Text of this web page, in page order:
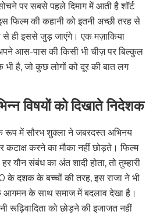
पर सबसे पहले दिमाग में आती है शॉर्ट
फिल्म की कहानी को इतनी अच्छी तरह से
से ही इससे जुड़ जाएंगे। एक मज़ाकिया
आस-पास की किसी भी चीज़ पर बिल्कुल
भी है, जो कुछ लोगों को दूर की बात लग
विषयों को दिखाते निदेशक
रूप में सौरभ शुक्ला ने जबरदस्त अभिनय
कटाक्ष करने का मौका नहीं छोड़ते। फिल्म
संबंध का अंत शादी होता, तो तुम्हारी
के दशक के बच्चों की तरह, इस राजा ने भी
के आगमन के साथ समाज में बदलाव देखा है।
रूढ़िवादिता को छोड़ने की इजाजत नहीं